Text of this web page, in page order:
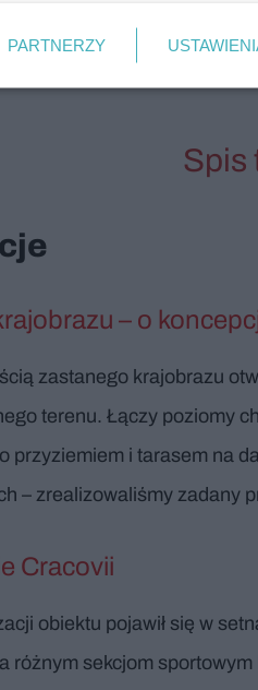
w Katarze
Spis
– o
zastanego krajobrazu
terenu. Łączy poziomy
przyziemiem i tarasem na
– zrealizowaliśmy zadany
Cracovii
obiektu pojawił się w
różnym sekcjom
PARTNERZY